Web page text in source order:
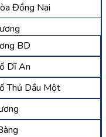
Đồng Nai
BD
Dĩ An
Thủ Dầu Một